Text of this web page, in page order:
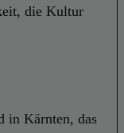
die Kultur
in Kärnten, das